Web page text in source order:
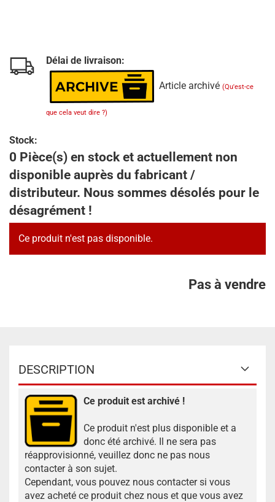
Délai de livraison:
Article archivé (Qu'est-ce
que cela veut dire ?)
Stock:
0 Pièce(s) en stock et actuellement non
disponible auprès du fabricant /
distributeur. Nous sommes désolés pour le
désagrément !
Ce produit n'est pas disponible.
Pas à vendre
DESCRIPTION
Ce produit est archivé !
Ce produit n'est plus disponible et a
donc été archivé. Il ne sera pas
réapprovisionné, veuillez donc ne pas nous
contacter à son sujet.
Cependant, vous pouvez nous contacter si vous
avez acheté ce produit chez nous et que vous avez